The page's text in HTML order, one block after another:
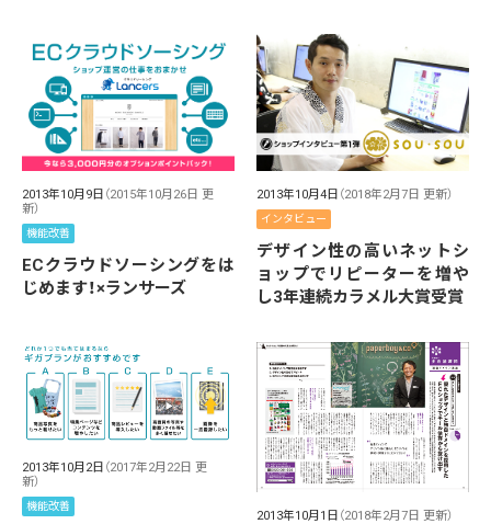
2013年10月9日 （2015年10月26日 更
新）
機能改善
ECクラウドソーシングをは
じめます！×ランサーズ
2013年10月4日 （2018年2月7日 更新）
インタビュー
デザイン性の高いネットシ
ョップでリピーターを増や
し3年連続カラメル大賞受賞
2013年10月2日 （2017年2月22日 更
新）
機能改善
2013年10月1日 （2018年2月7日 更新）